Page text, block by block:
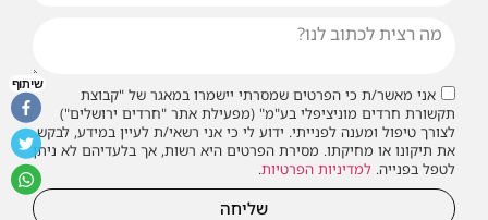
אני מאשר/ת כי הפרטים שמסרתי יישמרו במאגר של "קבוצת
תקשורת חרדים מוניציפלי בע"מ" (מפעילת אתר "חרדים ירושלים")
לצורך טיפול ומענה לפנייתי. ידוע לי כי אני רשאי/ת לעיין במידע, לבקש
את תיקונו או מחיקתו. מסירת הפרטים היא רשות, אך בלעדיהם לא ניתן
לטפל בפנייה. למדיניות הפרטיות.
שליחה
שיתוף